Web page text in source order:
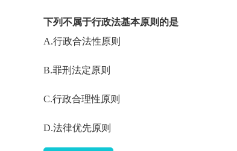
下列不属于行政法基本原则的是
A.行政合法性原则
B.罪刑法定原则
C.行政合理性原则
D.法律优先原则